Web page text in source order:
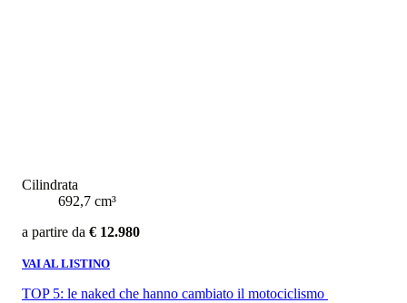
Cilindrata
692,7 cm³
a partire da € 12.980
VAI AL LISTINO
TOP 5: le naked che hanno cambiato il motociclismo